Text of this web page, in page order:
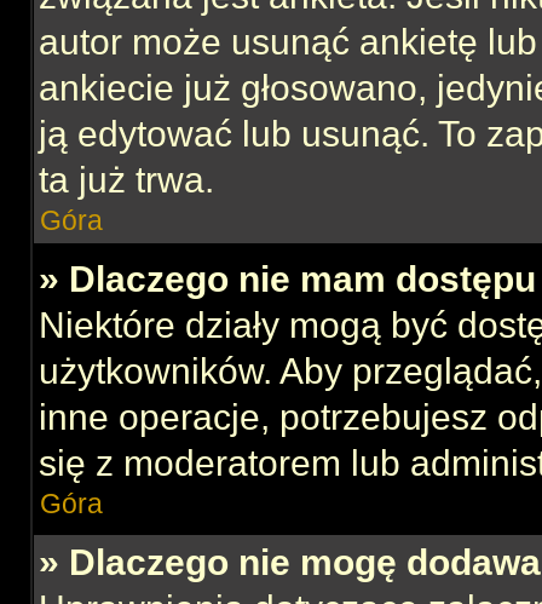
autor może usunąć ankietę
ankiecie już głosowano,
ją edytować lub usunąć. To
ta już trwa.
Góra
» Dlaczego nie mam dostępu
Niektóre działy mogą być
użytkowników. Aby
inne operacje, potrzebujesz
się z moderatorem lub
Góra
» Dlaczego nie mogę